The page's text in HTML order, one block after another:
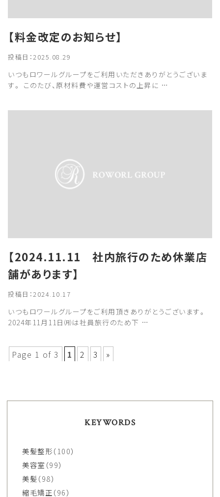
【料金改定のお知らせ】
投稿日：2025.08.29
いつもロワールグループをご利用いただきありがとうございま
す。 このたび、原材料費や運営コストの上昇に …
【2024.11.11 社内旅行のため休業店
舗があります】
投稿日：2024.10.17
いつもロワールグループをご利用頂きありがとうございます。
2024年11月11日㈪は社員旅行のため下 …
Page 1 of 3 1 2 3 »
KEYWORDS
美髪整形（100）
美容室 （99）
美髪（98）
縮毛矯正（96）